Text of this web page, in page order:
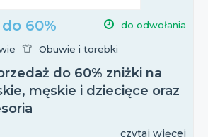
60% do odwołania
Obuwie i torebki
do 60% zniżki na
męskie i dziecięce oraz
czytaj więcej